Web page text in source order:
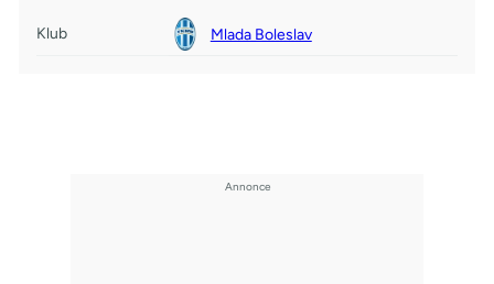
Klub Mlada Boleslav